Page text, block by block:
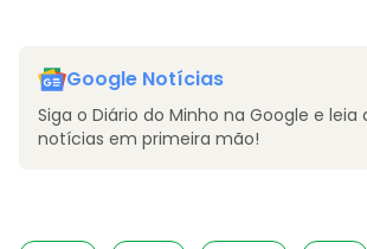
Google Notícias
Siga o Diário do Minho na Google e leia
notícias em primeira mão!